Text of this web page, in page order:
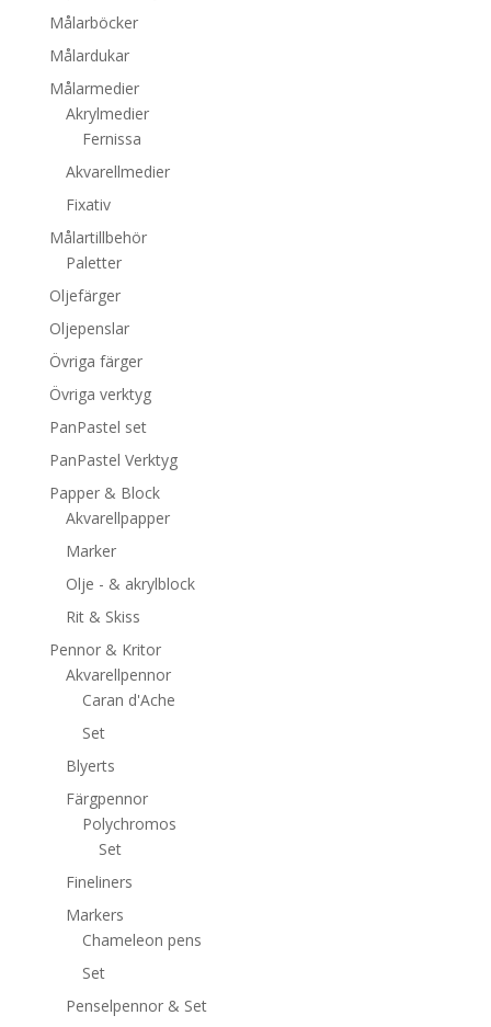
Målarböcker
Målardukar
Målarmedier
Akrylmedier
Fernissa
Akvarellmedier
Fixativ
Målartillbehör
Paletter
Oljefärger
Oljepenslar
Övriga färger
Övriga verktyg
PanPastel set
PanPastel Verktyg
Papper & Block
Akvarellpapper
Marker
Olje - & akrylblock
Rit & Skiss
Pennor & Kritor
Akvarellpennor
Caran d'Ache
Set
Blyerts
Färgpennor
Polychromos
Set
Fineliners
Markers
Chameleon pens
Set
Penselpennor & Set